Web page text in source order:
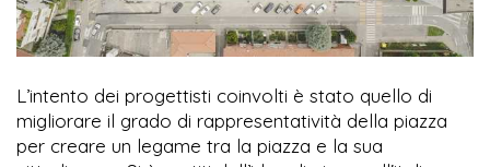
L’intento dei progettisti coinvolti è stato quello di
migliorare il grado di rappresentatività della piazza
per creare un legame tra la piazza e la sua